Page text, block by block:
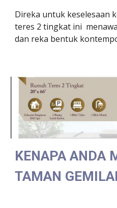
Direka untuk keselesaan
teres 2 tingkat ini
dan reka bentuk
KENAPA ANDA
TAMAN